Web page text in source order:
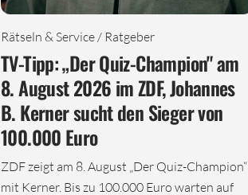
Rätseln & Service / Ratgeber
TV-Tipp: „Der Quiz-Champion" am
8. August 2026 im ZDF, Johannes
B. Kerner sucht den Sieger von
100.000 Euro
ZDF zeigt am 8. August „Der Quiz-Champion“
mit Kerner. Bis zu 100.000 Euro warten auf